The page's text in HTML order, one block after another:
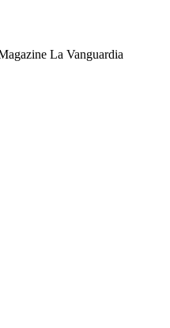
La Vanguardia